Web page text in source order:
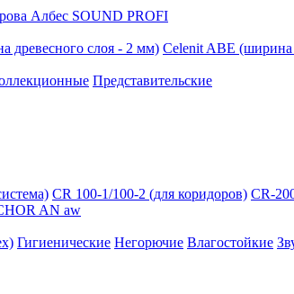
Албес SOUND PROFI
древесного слоя - 2 мм) Celenit ABE (ширина
Представительские
CR 100-1/100-2 (для коридоров) CR-
AN aw
Гигиенические Негорючие Влагостойкие